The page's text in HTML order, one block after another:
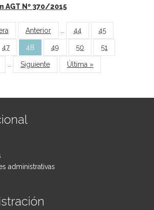
AGT Nº 370/2015
Anterior 44 45
47 48 49 50 51
Siguiente Última »
administrativas